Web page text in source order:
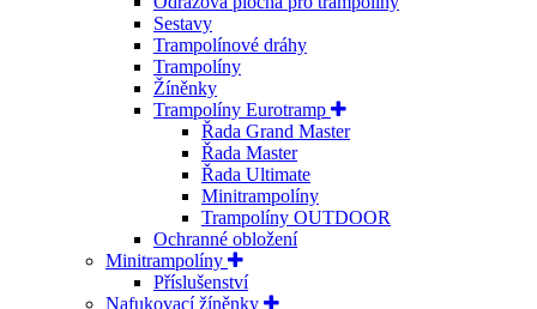
Sestavy
Trampolínové dráhy
Trampolíny
Žíněnky
Trampolíny Eurotramp
Řada Grand Master
Řada Master
Řada Ultimate
Minitrampolíny
Trampolíny OUTDOOR
Ochranné obložení
Minitrampolíny
Příslušenství
Nafukovací žíněnky